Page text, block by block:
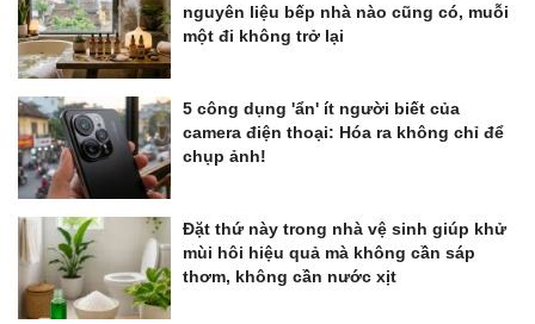
nguyên liệu bếp nhà nào cũng có, muỗi
một đi không trở lại
5 công dụng 'ẩn' ít người biết của
camera điện thoại: Hóa ra không chỉ để
chụp ảnh!
Đặt thứ này trong nhà vệ sinh giúp khử
mùi hôi hiệu quả mà không cần sáp
thơm, không cần nước xịt